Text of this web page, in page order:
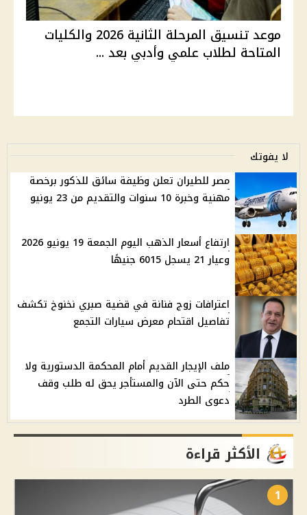
موعد تنسيق المرحلة الثانية 2026 والكليات
المتاحة لطلاب علمي وأدبي بعد ...
لا يفوتك
مصر للطيران تعلن وظيفة سائق للذكور برخصة
مهنية وخبرة 10 سنوات والتقديم من 23 يونيو
ارتفاع أسعار الذهب اليوم الجمعة 19 يونيو 2026
وعيار 21 يسجل 6015 جنيهًا
اعترافات زوج فنانة في قضية صبري نخنوخ تكشف
تفاصيل اقتحام معرض سيارات التجمع
ملف الإيجار القديم أمام المحكمة الدستورية ولا
حكم حتى الآن والمستأجر يحق له طلب وقف
دعوى الطرد
الأكثر قراءة
1